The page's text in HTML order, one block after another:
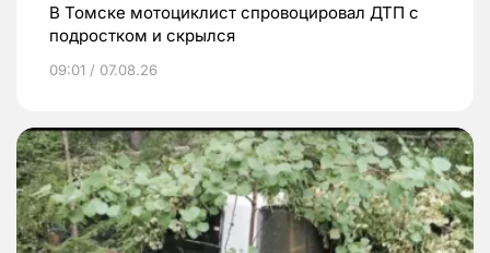
В Томске мотоциклист спровоцировал ДТП с
подростком и скрылся
09:01 / 07.08.26